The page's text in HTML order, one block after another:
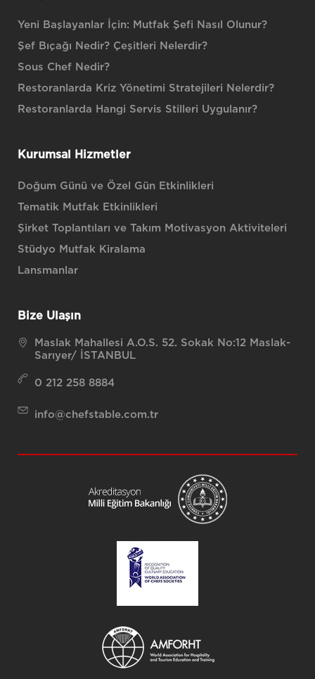
Yeni Başlayanlar İçin: Mutfak Şefi Nasıl Olunur?
Şef Bıçağı Nedir? Çeşitleri Nelerdir?
Sous Chef Nedir?
Restoranlarda Kriz Yönetimi Stratejileri Nelerdir?
Restoranlarda Hangi Servis Stilleri Uygulanır?
Kurumsal Hizmetler
Doğum Günü ve Özel Gün Etkinlikleri
Tematik Mutfak Etkinlikleri
Şirket Toplantıları ve Takım Motivasyon Aktiviteleri
Stüdyo Mutfak Kiralama
Lansmanlar
Bize Ulaşın
Maslak Mahallesi A.O.S. 52. Sokak No:12 Maslak-
Sarıyer/ İSTANBUL
0 212 258 8884
info@chefstable.com.tr